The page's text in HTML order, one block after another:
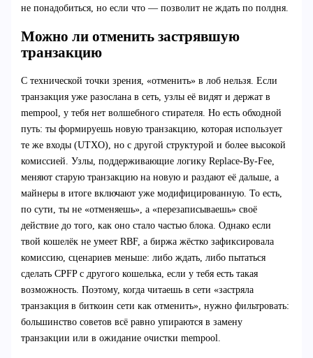
не понадобиться, но если что — позволит не ждать по полдня.
Можно ли отменить застрявшую
транзакцию
С технической точки зрения, «отменить» в лоб нельзя. Если
транзакция уже разослана в сеть, узлы её видят и держат в
mempool, у тебя нет волшебного стирателя. Но есть обходной
путь: ты формируешь новую транзакцию, которая использует
те же входы (UTXO), но с другой структурой и более высокой
комиссией. Узлы, поддерживающие логику Replace-By-Fee,
меняют старую транзакцию на новую и раздают её дальше, а
майнеры в итоге включают уже модифицированную. То есть,
по сути, ты не «отменяешь», а «перезаписываешь» своё
действие до того, как оно стало частью блока. Однако если
твой кошелёк не умеет RBF, а биржа жёстко зафиксировала
комиссию, сценариев меньше: либо ждать, либо пытаться
сделать CPFP с другого кошелька, если у тебя есть такая
возможность. Поэтому, когда читаешь в сети «застряла
транзакция в биткоин сети как отменить», нужно фильтровать:
большинство советов всё равно упираются в замену
транзакции или в ожидание очистки mempool.